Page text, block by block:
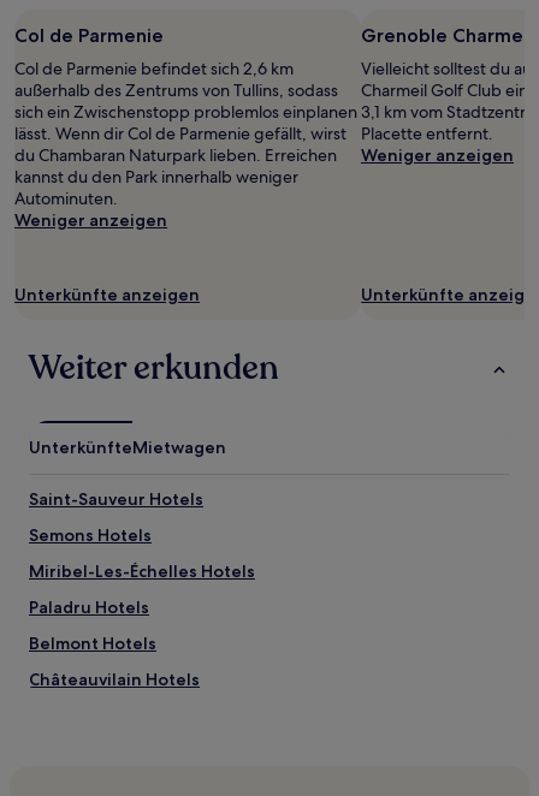
2 Erwachsenen
gefunden
wurde.
Preise
und
Verfügbarkeiten
können
sich
ändern.
Bedingungen
Col de Parmenie
Col de Parmenie befindet sich 2,6 km
außerhalb des Zentrums von Tullins, sodass
sich ein Zwischenstopp problemlos einplanen
lässt. Wenn dir Col de Parmenie gefällt, wirst
du Chambaran Naturpark lieben. Erreichen
kannst du den Park innerhalb weniger
Autominuten.
Weniger anzeigen
Unterkünfte anzeigen
Grenoble
Vielleicht solltest du
Charmeil Golf Club ein
3,1 km vom
Placette entfernt.
Weniger anzeigen
Unterkünfte
Weiter erkunden
UnterkünfteMietwagen
Saint-Sauveur Hotels
Semons Hotels
Miribel-Les-Échelles Hotels
Paladru Hotels
Belmont Hotels
Châteauvilain Hotels